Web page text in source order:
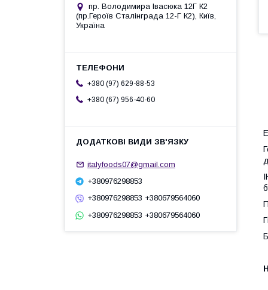
пр. Володимира Івасюка 12Г К2
(пр.Героїв Сталінграда 12-Г К2), Київ,
Україна
+380 (97) 629-88-53
+380 (67) 956-40-60
italyfoods07@gmail.com
+380976298853
+380976298853 +380679564060
+380976298853 +380679564060